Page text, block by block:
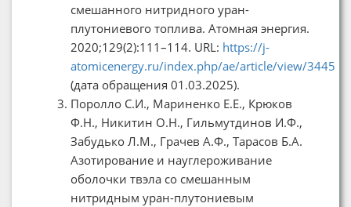
смешанного нитридного уран-
плутониевого топлива. Атомная энергия.
2020;129(2):111–114. URL: https://j-
atomicenergy.ru/index.php/ae/article/view/3445
(дата обращения 01.03.2025).
Поролло С.И., Мариненко Е.Е., Крюков
Ф.Н., Никитин О.Н., Гильмутдинов И.Ф.,
Забудько Л.М., Грачев А.Ф., Тарасов Б.А.
Азотирование и науглероживание
оболочки твэла со смешанным
нитридным уран-плутониевым